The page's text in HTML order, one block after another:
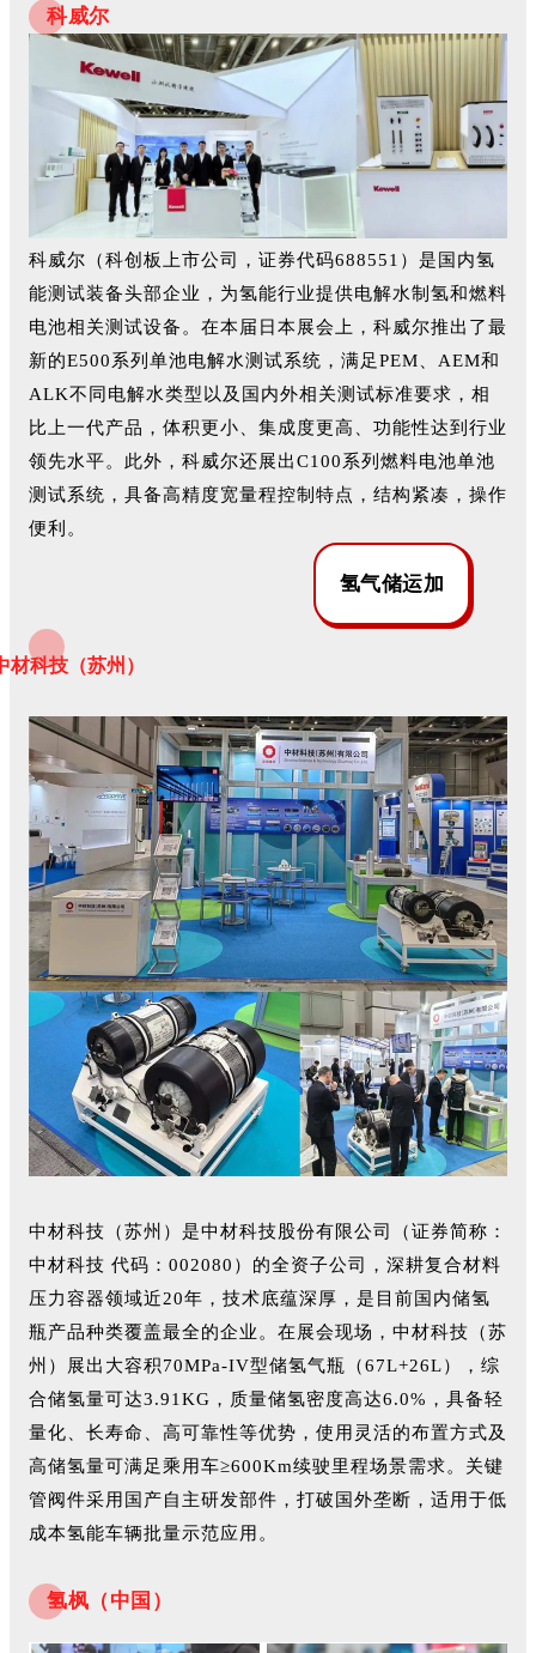
科威尔
科威尔（科创板上市公司，证券代码688551）是国内氢
能测试装备头部企业，为氢能行业提供电解水制氢和燃料
电池相关测试设备。在本届日本展会上，科威尔推出了最
新的E500系列单池电解水测试系统，满足PEM、AEM和
ALK不同电解水类型以及国内外相关测试标准要求，相
比上一代产品，体积更小、集成度更高、功能性达到行业
领先水平。此外，科威尔还展出C100系列燃料电池单池
测试系统，具备高精度宽量程控制特点，结构紧凑，操作
便利。
氢气储运加
材科技（苏州）
中材科技（苏州）是中材科技股份有限公司（证券简称：
中材科技 代码：002080）的全资子公司，深耕复合材料
压力容器领域近20年，技术底蕴深厚，是目前国内储氢
瓶产品种类覆盖最全的企业。在展会现场，中材科技（苏
州）展出大容积70MPa-IV型储氢气瓶（67L+26L），综
合储氢量可达3.91KG，质量储氢密度高达6.0%，具备轻
量化、长寿命、高可靠性等优势，使用灵活的布置方式及
高储氢量可满足乘用车≥600Km续驶里程场景需求。关键
管阀件采用国产自主研发部件，打破国外垄断，适用于低
成本氢能车辆批量示范应用。
氢枫（中国）